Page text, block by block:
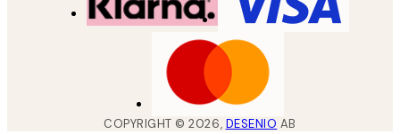
COPYRIGHT ©2026, DESENIO AB